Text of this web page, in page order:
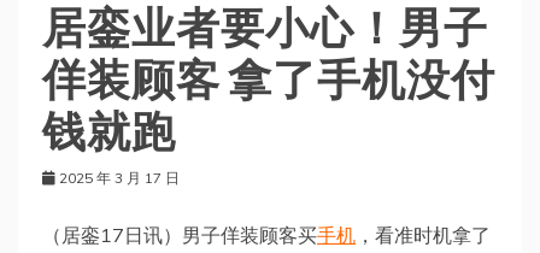
居銮业者要小心！男子
佯装顾客 拿了手机没付
钱就跑
2025 年 3 月 17 日
（居銮17日讯）男子佯装顾客买手机 ，看准时机拿了